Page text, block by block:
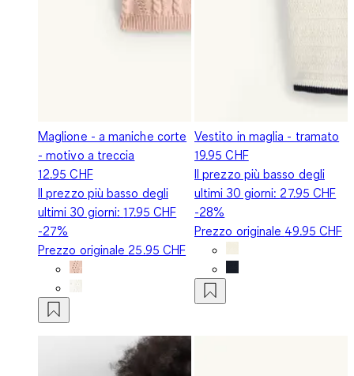
Maglione - a maniche corte
- motivo a treccia
12.95 CHF
Il prezzo più basso degli
ultimi 30 giorni:17.95 CHF
-27%
Prezzo originale 25.95 CHF
Vestito in maglia - tramato
19.95 CHF
Il prezzo più basso degli
ultimi 30 giorni: 27.95 CHF
-28%
Prezzo originale 49.95 CHF